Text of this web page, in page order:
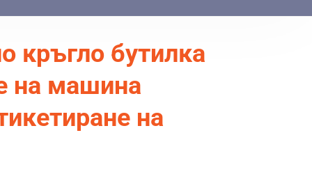
кръгло бутилка
на машина
на